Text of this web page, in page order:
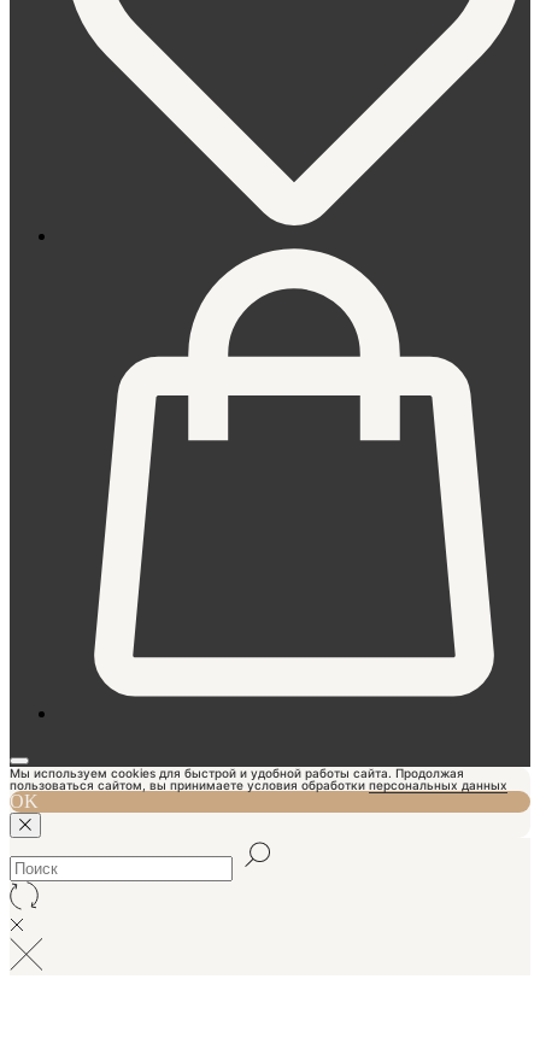
Мы используем cookies для быстрой и удобной работы сайта. Продолжая
пользоваться сайтом, вы принимаете условия обработки персональных данных
OK